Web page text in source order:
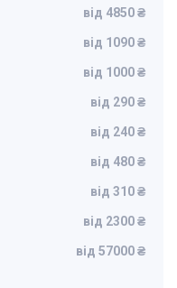
від 4850 ₴
від 1090 ₴
від 1000 ₴
від 290 ₴
від 240 ₴
від 480 ₴
від 310 ₴
від 2300 ₴
від 57000 ₴